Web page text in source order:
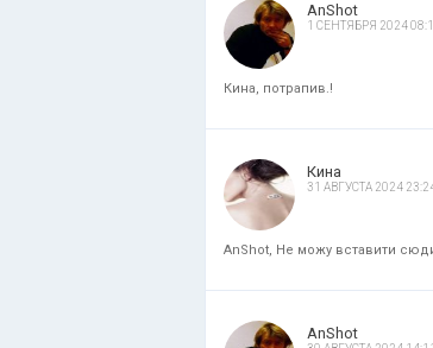
AnShot
1 СЕНТЯБРЯ 2024
Кина, потрапив.!
Кина
31 АВГУСТА 2024
AnShot, Не можу вставити
AnShot